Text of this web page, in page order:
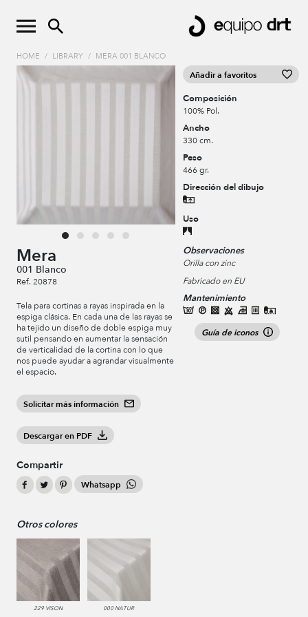
HOME / LIBRARY / MERA 001 BLANCO
Mera
001 Blanco
Ref. 20878
Tela para cortinas a rayas inspirada en la
espiga clásica. En cada una de las rayas se
ha tejido un diseño de doble espiga muy
sutil pensando en aumentar la sensación
de verticalidad de la cortina con lo que
nos puede ayudar a agrandar visualmente
el espacio.
Solicitar más información
Descargar en PDF
Compartir
Whatsapp
Añadir a favoritos
Composición
100% Pol.
Ancho
330 cm.
Peso
466 gr.
Dirección del dibujo
Uso
Observaciones
Orilla con zinc
Fabricado en EU
Mantenimiento
Guía de iconos
Otros colores
229 VISON 000 NATUR